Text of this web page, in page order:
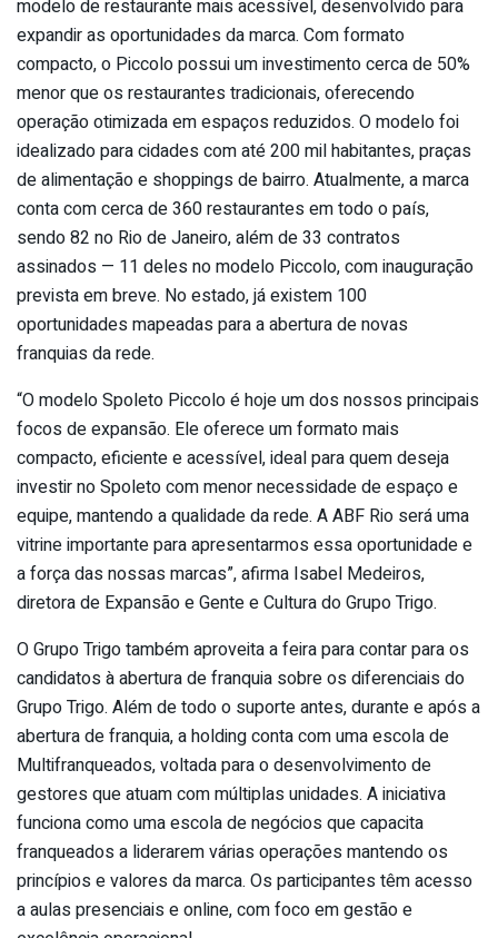
modelo de restaurante mais acessível, desenvolvido para
expandir as oportunidades da marca. Com formato
compacto, o Piccolo possui um investimento cerca de 50%
menor que os restaurantes tradicionais, oferecendo
operação otimizada em espaços reduzidos. O modelo foi
idealizado para cidades com até 200 mil habitantes, praças
de alimentação e shoppings de bairro. Atualmente, a marca
conta com cerca de 360 restaurantes em todo o país,
sendo 82 no Rio de Janeiro, além de 33 contratos
assinados — 11 deles no modelo Piccolo, com inauguração
prevista em breve. No estado, já existem 100
oportunidades mapeadas para a abertura de novas
franquias da rede.
“O modelo Spoleto Piccolo é hoje um dos nossos principais
focos de expansão. Ele oferece um formato mais
compacto, eficiente e acessível, ideal para quem deseja
investir no Spoleto com menor necessidade de espaço e
equipe, mantendo a qualidade da rede. A ABF Rio será uma
vitrine importante para apresentarmos essa oportunidade e
a força das nossas marcas”, afirma Isabel Medeiros,
diretora de Expansão e Gente e Cultura do Grupo Trigo.
O Grupo Trigo também aproveita a feira para contar para os
candidatos à abertura de franquia sobre os diferenciais do
Grupo Trigo. Além de todo o suporte antes, durante e após a
abertura de franquia, a holding conta com uma escola de
Multifranqueados, voltada para o desenvolvimento de
gestores que atuam com múltiplas unidades. A iniciativa
funciona como uma escola de negócios que capacita
franqueados a liderarem várias operações mantendo os
princípios e valores da marca. Os participantes têm acesso
a aulas presenciais e online, com foco em gestão e